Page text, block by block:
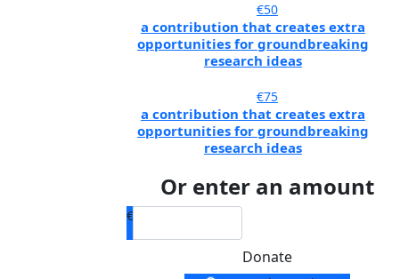
€50
a contribution that creates extra
opportunities for groundbreaking
research ideas
€75
a contribution that creates extra
opportunities for groundbreaking
research ideas
Or enter an amount
€
Donate